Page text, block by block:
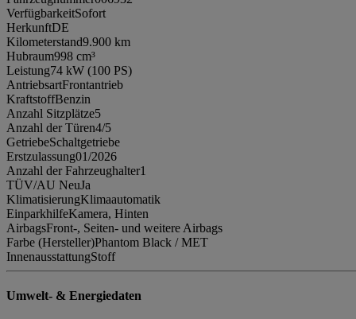
VerfügbarkeitSofort
HerkunftDE
Kilometerstand9.900 km
Hubraum998 cm³
Leistung74 kW (100 PS)
AntriebsartFrontantrieb
KraftstoffBenzin
Anzahl Sitzplätze5
Anzahl der Türen4/5
GetriebeSchaltgetriebe
Erstzulassung01/2026
Anzahl der Fahrzeughalter1
TÜV/AU NeuJa
KlimatisierungKlimaautomatik
EinparkhilfeKamera, Hinten
AirbagsFront-, Seiten- und weitere Airbags
Farbe (Hersteller)Phantom Black / MET
InnenausstattungStoff
Umwelt- & Energiedaten